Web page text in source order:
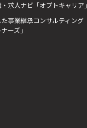
求人ナビ「オプトキャリア」
事業継承コンサルティング
ーズ」